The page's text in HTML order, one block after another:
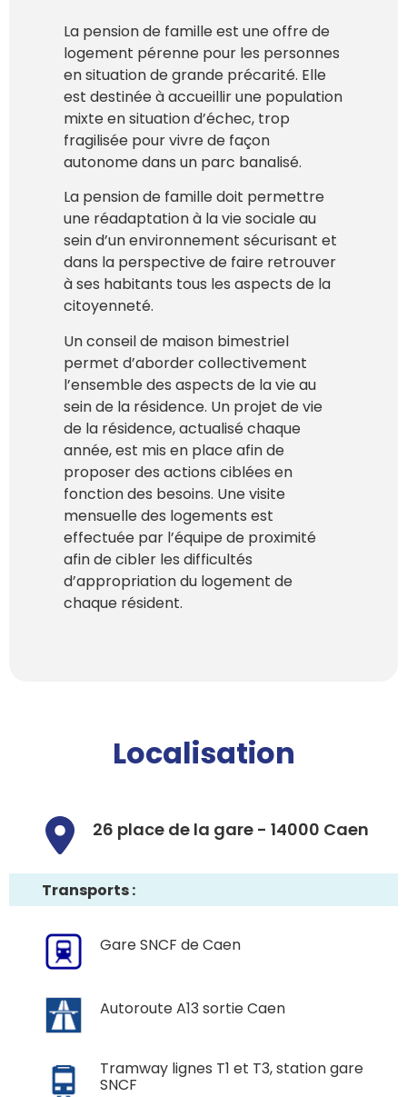
La pension de famille est une offre de
logement pérenne pour les personnes
en situation de grande précarité. Elle
est destinée à accueillir une population
mixte en situation d’échec, trop
fragilisée pour vivre de façon
autonome dans un parc banalisé.
La pension de famille doit permettre
une réadaptation à la vie sociale au
sein d’un environnement sécurisant et
dans la perspective de faire retrouver
à ses habitants tous les aspects de la
citoyenneté.
Un conseil de maison bimestriel
permet d’aborder collectivement
l’ensemble des aspects de la vie au
sein de la résidence. Un projet de vie
de la résidence, actualisé chaque
année, est mis en place afin de
proposer des actions ciblées en
fonction des besoins. Une visite
mensuelle des logements est
effectuée par l’équipe de proximité
afin de cibler les difficultés
d’appropriation du logement de
chaque résident.
Localisation
26 place de la gare - 14000 Caen
Transports :
Gare SNCF de Caen
Autoroute A13 sortie Caen
Tramway lignes T1 et T3, station gare
SNCF